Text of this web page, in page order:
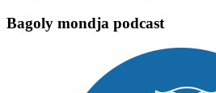
Bagoly mondja podcast